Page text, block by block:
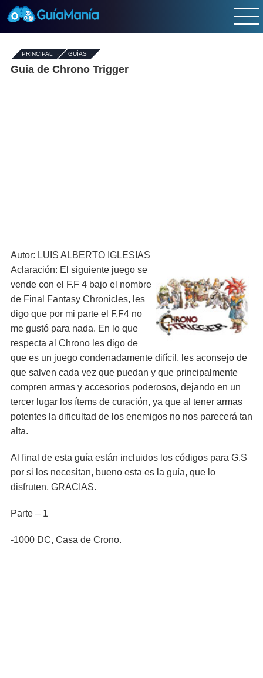
PRINCIPAL - GUÍAS-
Guía de Chrono Trigger
Autor: LUIS ALBERTO IGLESIAS
Aclaración: El siguiente juego se
vende con el F.F 4 bajo el nombre
de Final Fantasy Chronicles, les
digo que por mi parte el F.F4 no
me gustó para nada. En lo que
respecta al Chrono les digo de
que es un juego condenadamente difícil, les aconsejo de
que salven cada vez que puedan y que principalmente
compren armas y accesorios poderosos, dejando en un
tercer lugar los ítems de curación, ya que al tener armas
potentes la dificultad de los enemigos no nos parecerá tan
alta.
Al final de esta guía están incluidos los códigos para G.S
por si los necesitan, bueno esta es la guía, que lo
disfruten, GRACIAS.
Parte – 1
-1000 DC, Casa de Crono.